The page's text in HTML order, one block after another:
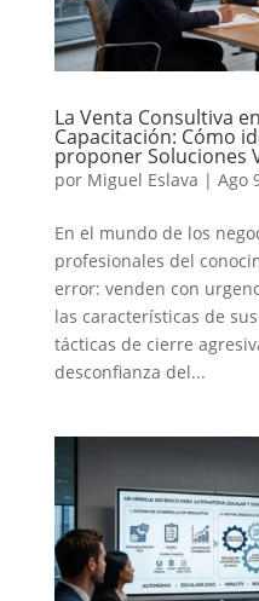
La Venta Consultiva
Capacitación: Cómo
proponer Soluciones
por Miguel Eslava | Ago
En el mundo de los
profesionales del
error: venden con
las características de
tácticas de cierre
desconfianza del...